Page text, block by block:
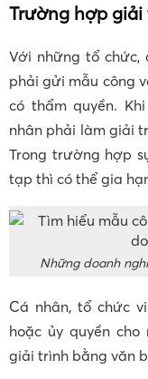
Trường hợp
Với những tổ chức,
phải gửi mẫu công
có thẩm quyền.
nhân phải làm giải
Trong trường hợp
tạp thì có thể gia
Những doanh
Cá nhân, tổ chức
hoặc ủy quyền
giải trình bằng văn